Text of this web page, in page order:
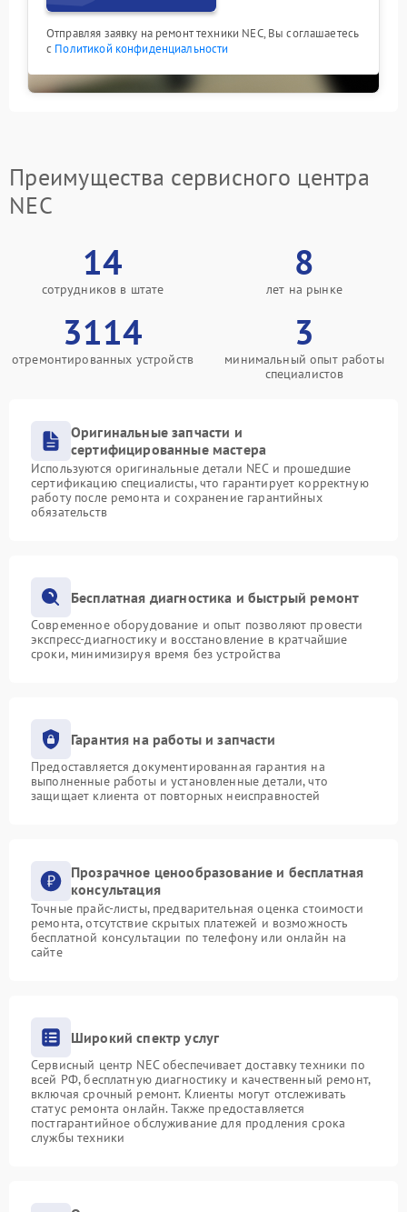
Отправляя заявку на ремонт техники NEC, Вы соглашаетесь
с Политикой конфиденциальности
Преимущества сервисного центра
NEC
14
сотрудников в штате
8
лет на рынке
3114
отремонтированных устройств
3
минимальный опыт работы
специалистов
Оригинальные запчасти и
сертифицированные мастера
Используются оригинальные детали NEC и прошедшие
сертификацию специалисты, что гарантирует корректную
работу после ремонта и сохранение гарантийных
обязательств
Бесплатная диагностика и быстрый ремонт
Современное оборудование и опыт позволяют провести
экспресс-диагностику и восстановление в кратчайшие
сроки, минимизируя время без устройства
Гарантия на работы и запчасти
Предоставляется документированная гарантия на
выполненные работы и установленные детали, что
защищает клиента от повторных неисправностей
Прозрачное ценообразование и бесплатная
консультация
Точные прайс-листы, предварительная оценка стоимости
ремонта, отсутствие скрытых платежей и возможность
бесплатной консультации по телефону или онлайн на
сайте
Широкий спектр услуг
Сервисный центр NEC обеспечивает доставку техники по
всей РФ, бесплатную диагностику и качественный ремонт,
включая срочный ремонт. Клиенты могут отслеживать
статус ремонта онлайн. Также предоставляется
постгарантийное обслуживание для продления срока
службы техники